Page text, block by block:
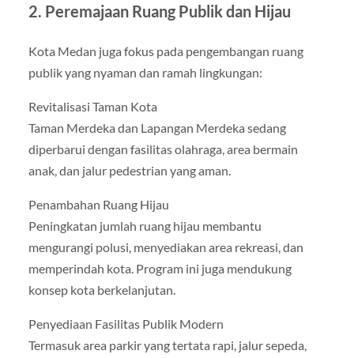
2. Peremajaan Ruang Publik dan Hijau
Kota Medan juga fokus pada pengembangan ruang
publik yang nyaman dan ramah lingkungan:
Revitalisasi Taman Kota
Taman Merdeka dan Lapangan Merdeka sedang
diperbarui dengan fasilitas olahraga, area bermain
anak, dan jalur pedestrian yang aman.
Penambahan Ruang Hijau
Peningkatan jumlah ruang hijau membantu
mengurangi polusi, menyediakan area rekreasi, dan
memperindah kota. Program ini juga mendukung
konsep kota berkelanjutan.
Penyediaan Fasilitas Publik Modern
Termasuk area parkir yang tertata rapi, jalur sepeda,